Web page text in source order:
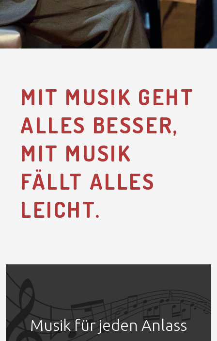
MIT MUSIK GEHT
ALLES BESSER,
MIT MUSIK
FÄLLT ALLES
LEICHT.
Musik für jeden Anlass